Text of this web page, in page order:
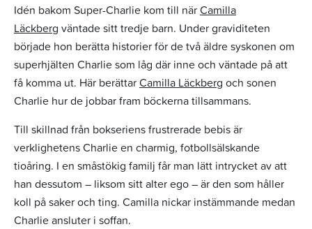
Idén bakom Super-Charlie kom till närCamilla
Läckberg väntade sitt tredje barn. Under graviditeten
började hon berätta historier för de två äldre syskonen om
superhjälten Charlie som låg där inne och väntade på att
få komma ut. Här berättarCamilla Läckberg och sonen
Charlie hur de jobbar fram böckerna tillsammans.
Till skillnad från bokseriens frustrerade bebis är
verklighetens Charlie en charmig, fotbollsälskande
tioåring. I en småstökig familj får man lätt intrycket av att
han dessutom – liksom sitt alter ego – är den som håller
koll på saker och ting. Camilla nickar instämmande medan
Charlie ansluter i soffan.